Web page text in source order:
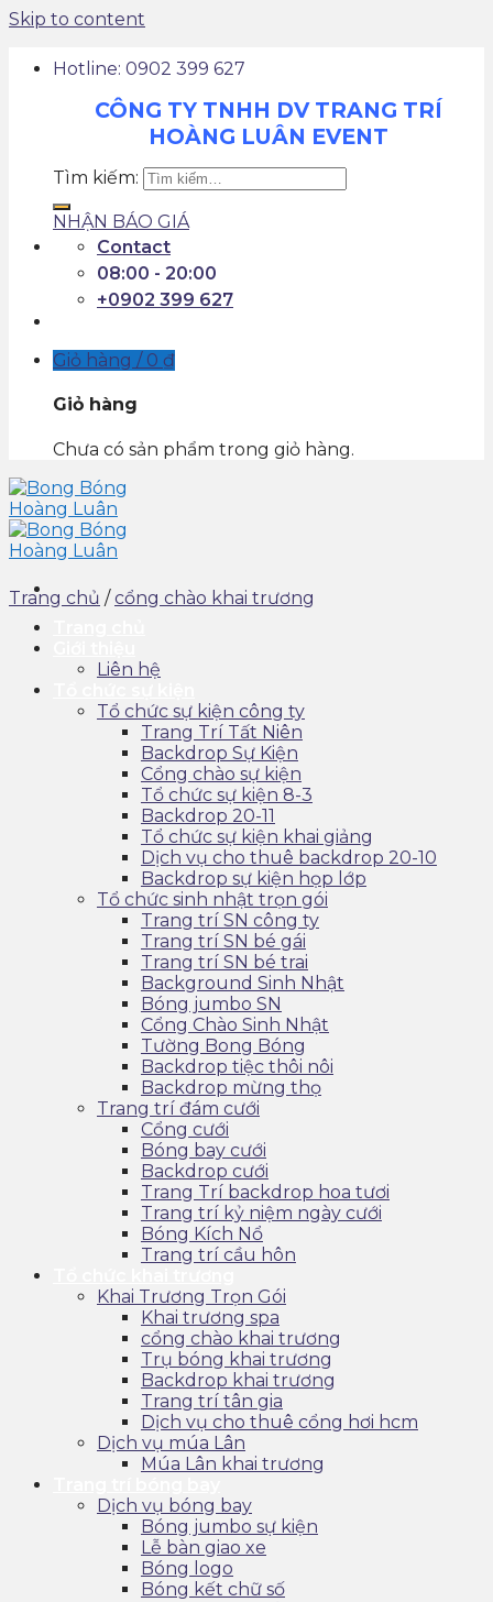
Skip to content
Hotline: 0902 399 627
CÔNG TY TNHH DV TRANG TRÍ
HOÀNG LUÂN EVENT
Tìm kiếm:
NHẬN BÁO GIÁ
Contact
08:00 - 20:00
+0902 399 627
Giỏ hàng / 0 ₫
Giỏ hàng
Chưa có sản phẩm trong giỏ hàng.
Liên hệ
Tổ chức sự kiện công ty
Trang Trí Tất Niên
Backdrop Sự Kiện
Cổng chào sự kiện
Tổ chức sự kiện 8-3
Backdrop 20-11
Tổ chức sự kiện khai giảng
Dịch vụ cho thuê backdrop 20-10
Backdrop sự kiện họp lớp
Tổ chức sinh nhật trọn gói
Trang trí SN công ty
Trang trí SN bé gái
Trang trí SN bé trai
Background Sinh Nhật
Bóng jumbo SN
Cổng Chào Sinh Nhật
Tường Bong Bóng
Backdrop tiệc thôi nôi
Backdrop mừng thọ
Trang trí đám cưới
Cổng cưới
Bóng bay cưới
Backdrop cưới
Trang Trí backdrop hoa tươi
Trang trí kỷ niệm ngày cưới
Bóng Kích Nổ
Trang trí cầu hôn
Khai Trương Trọn Gói
Khai trương spa
cổng chào khai trương
Trụ bóng khai trương
Backdrop khai trương
Trang trí tân gia
Dịch vụ cho thuê cổng hơi hcm
Dịch vụ múa Lân
Múa Lân khai trương
Dịch vụ bóng bay
Bóng jumbo sự kiện
Lễ bàn giao xe
Bóng logo
Bóng kết chữ số
Trang chủ / cổng chào khai trương